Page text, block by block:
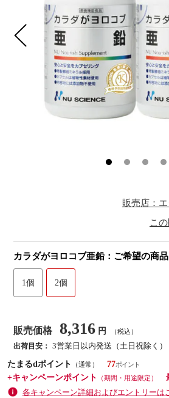
販売店：
こ
カラダがヨロコブ亜鉛：ご希望の商
1個 2個
販売価格 8,316 円 （税込）
出荷目安： 3営業日以内発送（土日祝除く）
たまるdポイント
（通常）
77
+キャンペーンポイント
（期間・用途限定）
各キャンペーン詳細およびエントリーは